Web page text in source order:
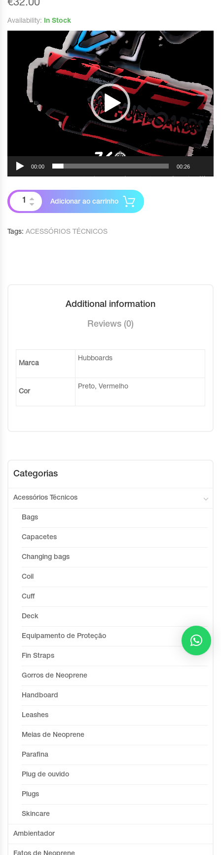
€32.00
Availability: In Stock
00:00 00:26
Adicionar ao carrinho
Tags: ACESSÓRIOS TÉCNICOS
Additional information
Reviews (0)
Marca
Hubboards
Cor
Preto, Vermelho
Categorias
Acessórios Técnicos
Bags
Capacetes
Changing bags
Coil
Cuff
Deck
Equipamento de Proteção
Fin Straps
Gorros de Neoprene
Handboard
Leashes
Meias de Neoprene
Parafina
Plug de ouvido
Plugs
Skincare
Ambientador